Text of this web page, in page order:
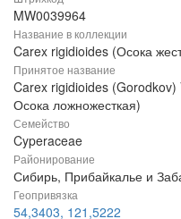
MW0039964
Название в коллекции
Carex rigidioides (Осока
Принятое название
Carex rigidioides (Gorodkov)
Осока ложножесткая)
Семейство
Cyperaceae
Районирование
Сибирь, Прибайкалье и
Геопривязка
54,3403, 121,5222